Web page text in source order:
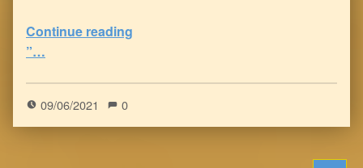
Continue reading
”…
09/06/2021 0